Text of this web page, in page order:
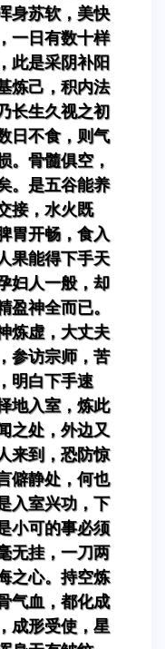
身苏软，美快
一日有数十样
此是采阴补阳
炼己，积内法
长生久视之初
日不食，则气
。骨髓俱空，
。是五谷能养
接，水火既
胃开畅，食入
果能得下手天
妇人一般，却
盈神全而已。
炼虚，大丈夫
参访宗师，苦
明白下手速
地入室，炼此
之处，外边又
来到，恐防惊
僻静处，何也
入室兴功，下
小可的事必须
无挂，一刀两
之心。持空炼
气血，都化成
成形受使，星